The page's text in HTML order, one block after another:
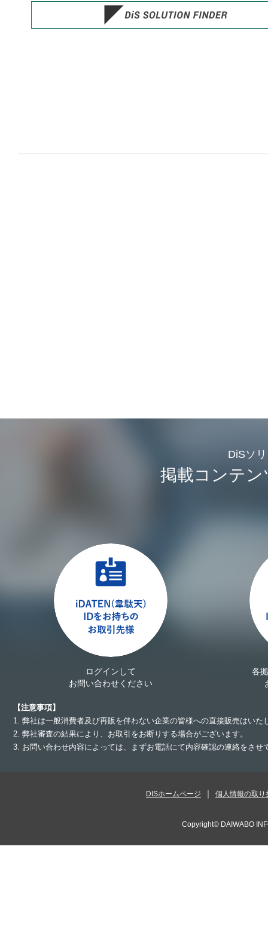
DiSソ
掲載コンテ
ログインして
お問い合わせください
各
【注意事項】
1. 弊社は一般消費者及び再販を伴わない企業の皆様への直接販売はいた
2. 弊社審査の結果により、お取引をお断りする場合がございます。
3. お問い合わせ内容によっては、まずお電話にて内容確認の連絡をさ
DISホームページ 個人情報の取り
Copyright© DAIWABO